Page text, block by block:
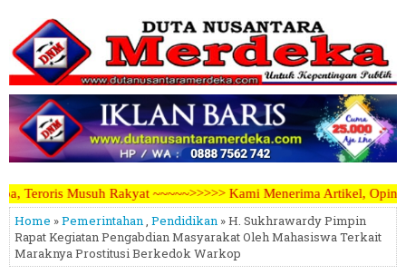
Kami Menerima Artikel, Opini, Berita Kegiatan, Iklan
Home »Pemerintahan, Pendidikan » H. Sukhrawardy Pimpin
Rapat Kegiatan Pengabdian Masyarakat Oleh Mahasiswa Terkait
Maraknya Prostitusi Berkedok Warkop